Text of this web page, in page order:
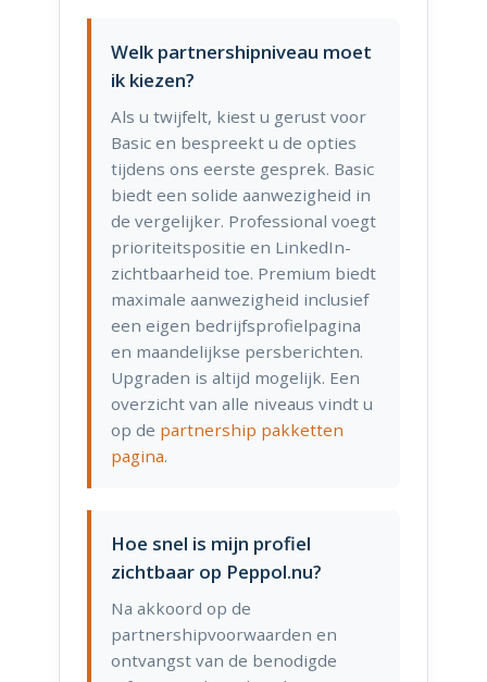
Welk partnershipniveau moet
ik kiezen?
Als u twijfelt, kiest u gerust voor
Basic en bespreekt u de opties
tijdens ons eerste gesprek. Basic
biedt een solide aanwezigheid in
de vergelijker. Professional voegt
prioriteitspositie en LinkedIn-
zichtbaarheid toe. Premium biedt
maximale aanwezigheid inclusief
een eigen bedrijfsprofielpagina
en maandelijkse persberichten.
Upgraden is altijd mogelijk. Een
overzicht van alle niveaus vindt u
op de partnership pakketten
pagina.
Hoe snel is mijn profiel
zichtbaar op Peppol.nu?
Na akkoord op de
partnershipvoorwaarden en
ontvangst van de benodigde